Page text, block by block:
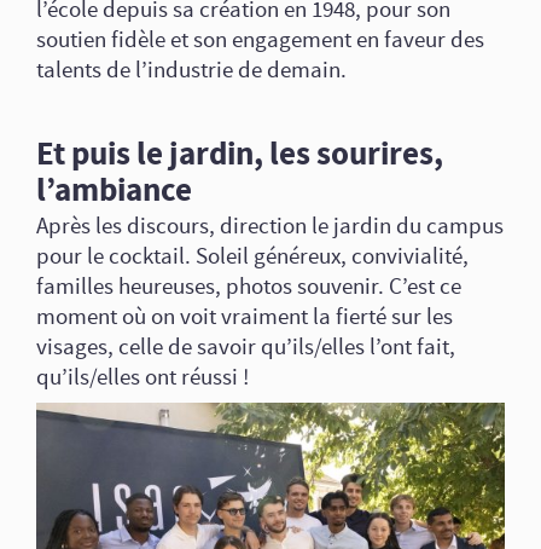
l’école depuis sa création en 1948, pour son
soutien fidèle et son engagement en faveur des
talents de l’industrie de demain.
Et puis le jardin, les sourires,
l’ambiance
Après les discours, direction le jardin du campus
pour le cocktail. Soleil généreux, convivialité,
familles heureuses, photos souvenir. C’est ce
moment où on voit vraiment la fierté sur les
visages, celle de savoir qu’ils/elles l’ont fait,
qu’ils/elles ont réussi !